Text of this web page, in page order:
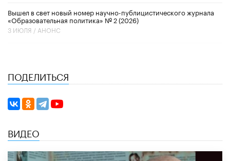
Вышел в свет новый номер научно-публицистического журнала
«Образовательная политика» № 2 (2026)
3 ИЮЛЯ / АНОНС
ПОДЕЛИТЬСЯ
ВИДЕО